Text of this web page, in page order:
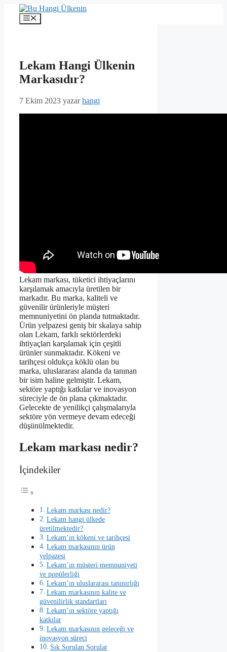
İçeriğe
Menü
Lekam Hangi Ülkenin
Markasıdır?
7 Ekim 2023 yazarhangi
Lekam markası, tüketici ihtiyaçlarını
karşılamak amacıyla üretilen bir
markadır. Bu marka, kaliteli ve
güvenilir ürünleriyle müşteri
memnuniyetini ön planda tutmaktadır.
Ürün yelpazesi geniş bir skalaya sahip
olan Lekam, farklı sektörlerdeki
ihtiyaçları karşılamak için çeşitli
ürünler sunmaktadır. Kökeni ve
tarihçesi oldukça köklü olan bu
marka, uluslararası alanda da tanınan
bir isim haline gelmiştir. Lekam,
sektöre yaptığı katkılar ve inovasyon
süreciyle de ön plana çıkmaktadır.
Gelecekte de yenilikçi çalışmalarıyla
sektöre yön vermeye devam edeceği
düşünülmektedir.
Lekam markası nedir?
İçindekiler
Lekam markası nedir?
Lekam hangi ülkede
üretilmektedir?
Lekam’ın kökeni ve tarihçesi
Lekam markasının ürün
yelpazesi
Lekam’ın müşteri memnuniyeti
ve popülerliği
Lekam’ın uluslararası tanınırlığı
Lekam markasının kalite ve
güvenilirlik standartları
Lekam’ın sektöre yaptığı
katkılar
Lekam markasının geleceği ve
inovasyon süreci
Sık Sorulan Sorular